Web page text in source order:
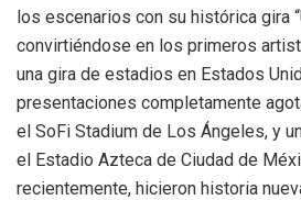
los escenarios con su histórica gira
convirtiéndose en los primeros
una gira de estadios en Estados
presentaciones completamente
el SoFi Stadium de Los Ángeles, y
el Estadio Azteca de Ciudad de
recientemente, hicieron historia